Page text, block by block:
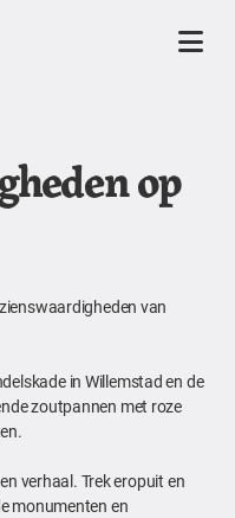
op
van
in Willemstad en de
zoutpannen met roze
verhaal. Trek eropuit en
monumenten en